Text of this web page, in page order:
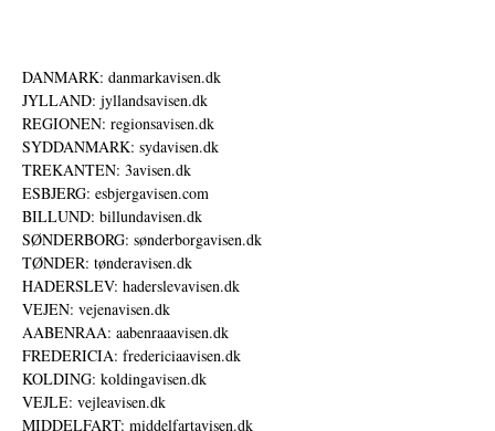
DANMARK: danmarkavisen.dk
JYLLAND: jyllandsavisen.dk
REGIONEN: regionsavisen.dk
SYDDANMARK: sydavisen.dk
TREKANTEN: 3avisen.dk
ESBJERG: esbjergavisen.com
BILLUND: billundavisen.dk
SØNDERBORG: sønderborgavisen.dk
TØNDER: tønderavisen.dk
HADERSLEV: haderslevavisen.dk
VEJEN: vejenavisen.dk
AABENRAA: aabenraaavisen.dk
FREDERICIA: fredericiaavisen.dk
KOLDING: koldingavisen.dk
VEJLE: vejleavisen.dk
MIDDELFART: middelfartavisen.dk